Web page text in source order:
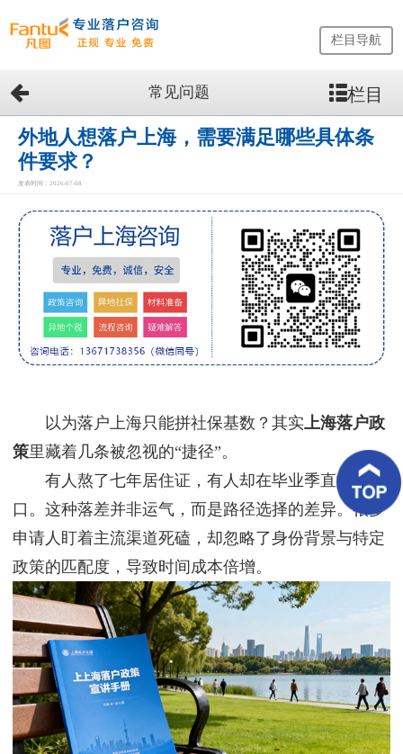
网
站
首
页
留
生
务
优
案
客
好
评
新
闻
资
讯
联
系
我
们
栏目导航
常见问题 栏目
外地人想落户上海，需要满足哪些具体条
件要求？
发表时间：2026-07-08
以为落户上海只能拼社保基数？其实上海落户政
策里藏着几条被忽视的“捷径”。
有人熬了七年居住证，有人却在毕业季直接拿户
口。这种落差并非运气，而是路径选择的差异。很多
申请人盯着主流渠道死磕，却忽略了身份背景与特定
政策的匹配度，导致时间成本倍增。